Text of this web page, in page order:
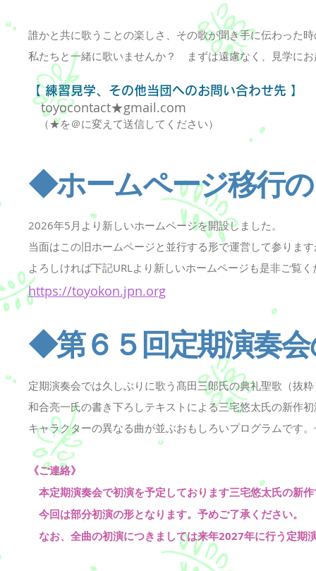
誰かと共に歌うことの楽しさ、その歌が聞き手に伝わった
私たちと一緒に歌いませんか？ まずは遠慮なく、見学に
【 練習見学、その他当団へのお問い合わせ先 】
​toyocontact★gmail.com
​ （★を＠に変えて送信してください）
◆第６５回定期演奏
定期演奏会では久しぶりに歌う髙田三郎氏の典礼聖歌（抜
和合亮一氏の書き下ろしテキストによる三宅悠太氏の新作
キャラクターの異なる曲が並ぶおもしろいプログラムです
《ご連絡》
本定期演奏会で初演を予定しております三宅悠太氏の新
今回は部分初演の形となります。予めご了承ください。
なお、全曲の初演につきましては来年2027年に行う定期
◆ホームページ移行
2026年5月より新しいホームページを開設しました。
当面はこの旧ホームページと並行する形で運営して参りま
よろしければ下記URLより新しいホームページも是非ご覧
https://toyokon.jpn.org